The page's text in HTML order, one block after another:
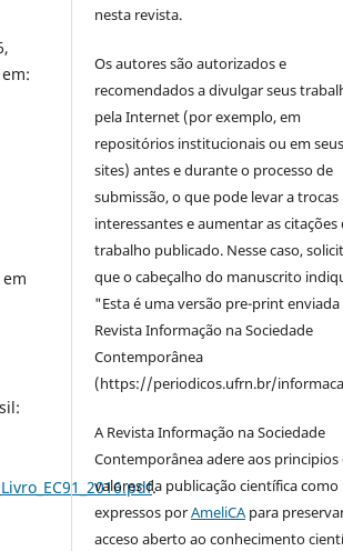
.
nesta revista.
Os autores são autorizados e
recomendados a divulgar seus
pela Internet (por exemplo, em
repositórios institucionais ou em seus
sites) antes e durante o processo de
submissão, o que pode levar a trocas
interessantes e aumentar as citações
trabalho publicado. Nesse caso,
que o cabeçalho do manuscrito
"Esta é uma versão pre-print enviada
Revista Informação na Sociedade
Contemporânea
(https://periodicos.ufrn.br/
A Revista Informação na Sociedade
Contemporânea adere aos principios
valores da publicação científica como
expressos porAmeliCApara
acceso aberto ao conhecimento